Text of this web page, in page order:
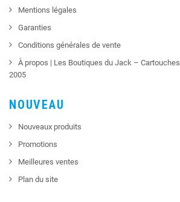
Mentions légales
Garanties
Conditions générales de vente
À propos | Les Boutiques du Jack –
2005
NOUVEAU
Nouveaux produits
Promotions
Meilleures ventes
Plan du site